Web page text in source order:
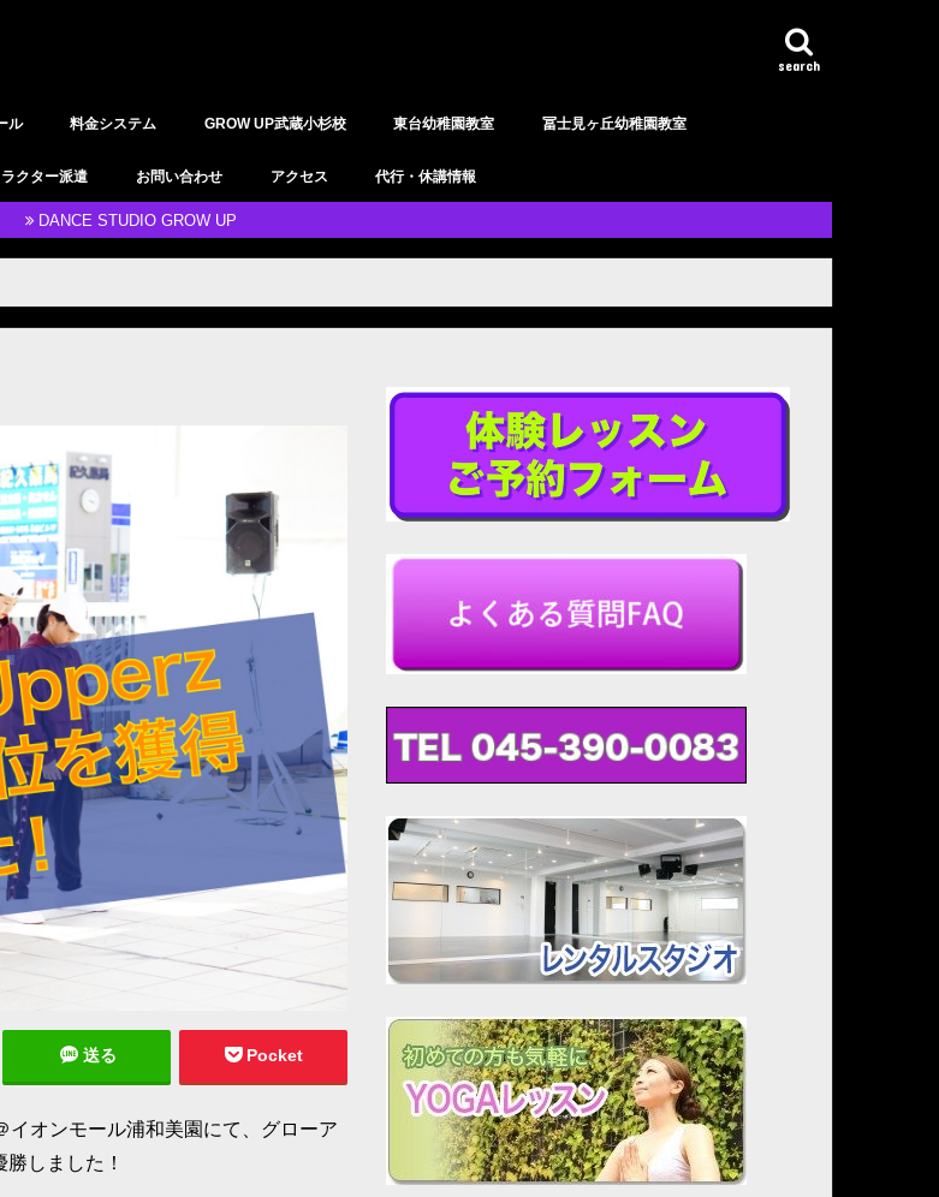
search
ル 料金システム
レンタルスタジオ
GROW UP武蔵小杉校 東台幼稚園教室 冨士見ヶ丘幼稚園教室
クター派遣 お問い合わせ アクセス 代行・休講情報
DANCE STUDIO GROW UP
送る Pocket
イオンモール浦和美園にて、グローア
しました！